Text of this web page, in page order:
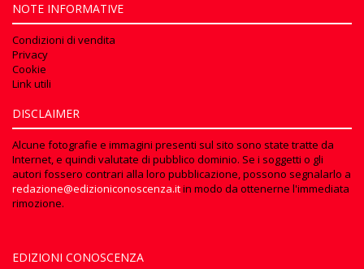
NOTE INFORMATIVE
Condizioni di vendita
Privacy
Cookie
Link utili
DISCLAIMER
Alcune fotografie e immagini presenti sul sito sono state tratte da
Internet, e quindi valutate di pubblico dominio. Se i soggetti o gli
autori fossero contrari alla loro pubblicazione, possono segnalarlo a
redazione@edizioniconoscenza.itin modo da ottenerne l'immediata
rimozione.
EDIZIONI CONOSCENZA